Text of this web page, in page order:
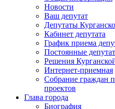
Новости
Ваш депутат
Депутаты
Кабинет депутата
График приема
Постоянные
Решения
Интернет-приемная
Собрание граждан
проектов
Глава города
Биография